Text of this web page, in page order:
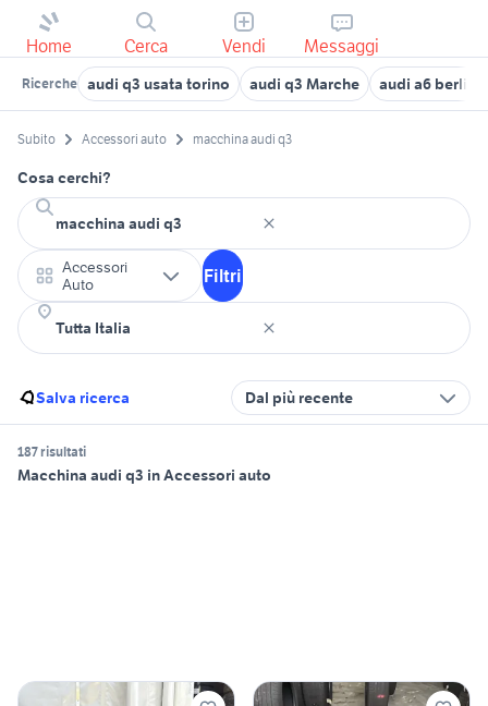
Home Cerca Vendi Messaggi
Ricerche audi q3 usata torino audi q3 Marche audi a6 berlina
Subito Accessori auto macchina audi q3
Cosa cerchi?
Accessori
Auto
Filtri
Salva ricerca Dal più recente
187 risultati
Macchina audi q3 in Accessori auto